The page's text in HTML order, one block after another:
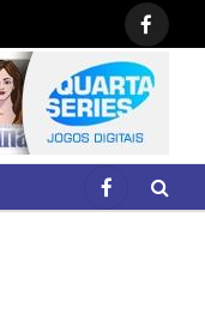
Facebook